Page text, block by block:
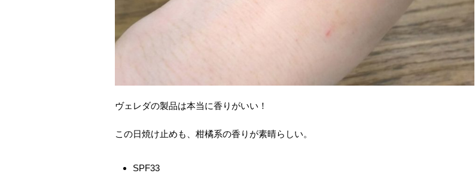
ヴェレダの製品は本当に香りがいい！
この日焼け止めも、柑橘系の香りが素晴らしい。
SPF33